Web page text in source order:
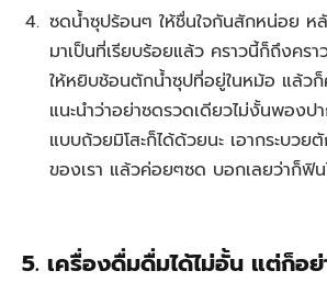
ซดน้ำซุปร้อนๆ ให้ชื่นใจกันสักหน่อย ห
มาเป็นที่เรียบร้อยแล้ว คราวนี้ก็ถึงครา
ให้หยิบช้อนตักน้ำซุปที่อยู่ในหม้อ แล้ว
แนะนำว่าอย่าซดรวดเดียวไม่งั้นพองป
แบบถ้วยมิโสะก็ได้ด้วยนะ เอากระบวย
ของเรา แล้วค่อยๆซด บอกเลยว่าก็ฟิ
5. เครื่องดื่มดื่มได้ไม่อั้น แต่ก็อย่